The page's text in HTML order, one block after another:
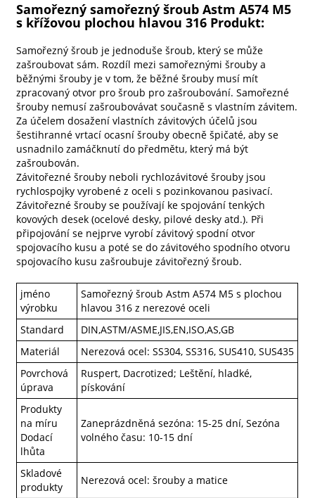
Samořezný samořezný šroub Astm A574 M5
s křížovou plochou hlavou 316 Produkt:
Samořezný šroub je jednoduše šroub, který se může
zašroubovat sám. Rozdíl mezi samořeznými šrouby a
běžnými šrouby je v tom, že běžné šrouby musí mít
zpracovaný otvor pro šroub pro zašroubování. Samořezné
šrouby nemusí zašroubovávat současně s vlastním závitem.
Za účelem dosažení vlastních závitových účelů jsou
šestihranné vrtací ocasní šrouby obecně špičaté, aby se
usnadnilo zamáčknutí do předmětu, který má být
zašroubován.
Závitořezné šrouby neboli rychlozávitové šrouby jsou
rychlospojky vyrobené z oceli s pozinkovanou pasivací.
Závitořezné šrouby se používají ke spojování tenkých
kovových desek (ocelové desky, pilové desky atd.). Při
připojování se nejprve vyrobí závitový spodní otvor
spojovacího kusu a poté se do závitového spodního otvoru
spojovacího kusu zašroubuje závitořezný šroub.
jméno
výrobku
Samořezný šroub Astm A574 M5 s plochou
hlavou 316 z nerezové oceli
Standard
DIN,ASTM/ASME,JIS,EN,ISO,AS,GB
Materiál
Nerezová ocel: SS304, SS316, SUS410, SUS435
Povrchová
úprava
Ruspert, Dacrotized; Leštění, hladké,
pískování
Produkty
na míru
Dodací
lhůta
Zaneprázdněná sezóna: 15-25 dní, Sezóna
volného času: 10-15 dní
Skladové
produkty
Nerezová ocel: šrouby a matice